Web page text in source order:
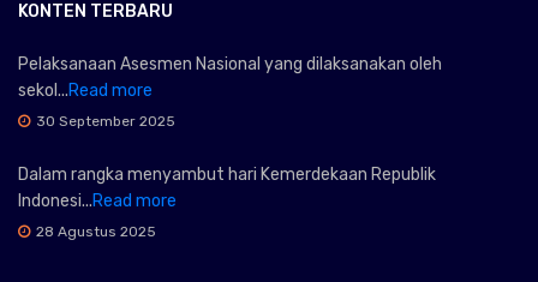
KONTEN TERBARU
Pelaksanaan Asesmen Nasional yang dilaksanakan oleh
sekol...Read more
30 September 2025
Dalam rangka menyambut hari Kemerdekaan Republik
Indonesi...Read more
28 Agustus 2025